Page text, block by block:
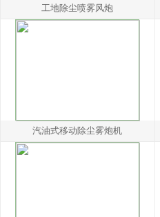
工地除尘喷雾风炮
汽油式移动除尘雾炮机